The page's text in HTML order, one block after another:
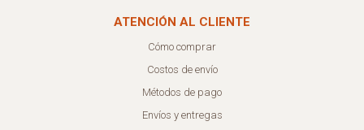
ATENCIÓN AL CLIENTE
Cómo comprar
Costos de envío
Métodos de pago
Envíos y entregas